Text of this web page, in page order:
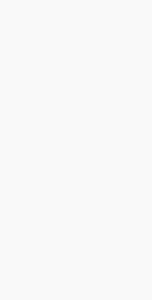
作。她充分發
需要，並以專
務態度更得到
於1999年增設
的政府部門及
貢獻的個別公